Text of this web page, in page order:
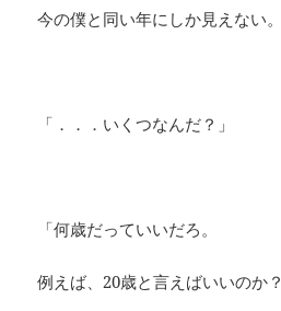
今の僕と同い年にしか見えない。
「．．．いくつなんだ？」
「何歳だっていいだろ。
例えば、20歳と言えばいいのか？